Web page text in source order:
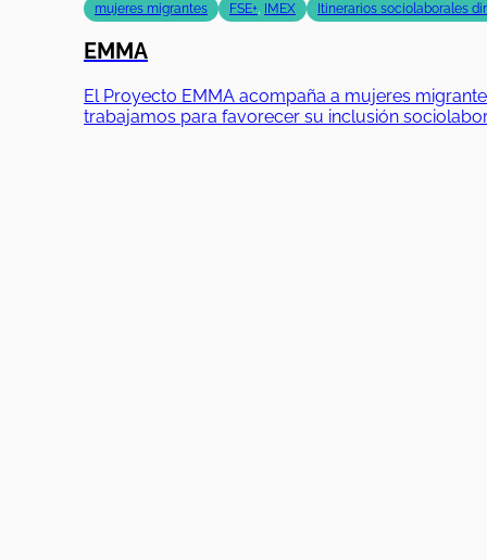
mujeres migrantes FSE+, IMEX Itinerarios sociolaborales
EMMA
El Proyecto EMMA acompaña a mujeres
trabajamos para favorecer su inclusión